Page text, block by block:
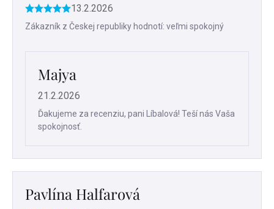
Hodnotenie
produktu
hviezdičiek.
13.2.2026
Zákazník z Českej republiky hodnotí: veľmi spokojný
Majya
21.2.2026
Ďakujeme za recenziu, pani Líbalová! Teší nás Vaša
spokojnosť.
Pavlína Halfarová